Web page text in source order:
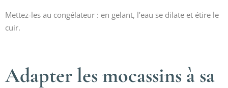
Mettez-les au congélateur : en gelant, l’eau se dilate et étire le
cuir.
Adapter les mocassins à sa